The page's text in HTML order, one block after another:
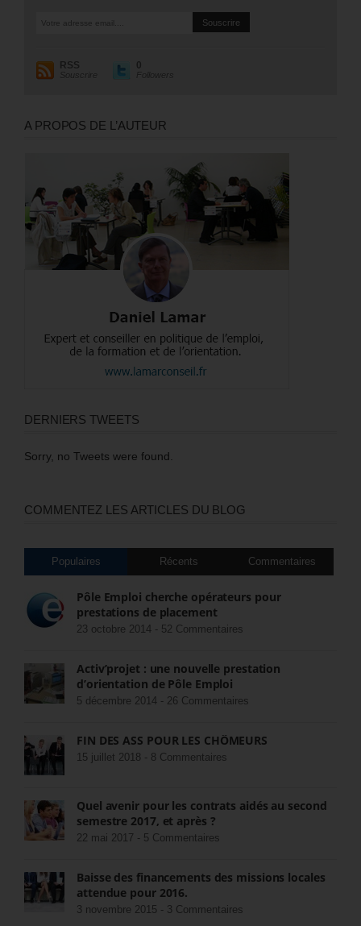
RSS
Souscrire
0
Followers
A PROPOS DE L’AUTEUR
DERNIERS TWEETS
Sorry, no Tweets were found.
COMMENTEZ LES ARTICLES DU BLOG
Populaires Récents Commentaires
Pôle Emploi cherche opérateurs pour
prestations de placement
23 octobre 2014 - 52 Commentaires
Activ’projet : une nouvelle prestation
d’orientation de Pôle Emploi
5 décembre 2014 - 26 Commentaires
FIN DES ASS POUR LES CHÔMEURS
15 juillet 2018 - 8 Commentaires
Quel avenir pour les contrats aidés au second
semestre 2017, et après ?
22 mai 2017 - 5 Commentaires
Baisse des financements des missions locales
attendue pour 2016.
3 novembre 2015 - 3 Commentaires